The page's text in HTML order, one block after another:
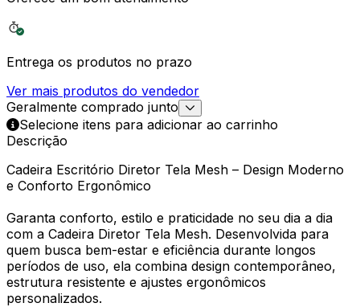
Entrega os produtos no prazo
Ver mais produtos do vendedor
Geralmente comprado junto
Selecione itens para adicionar ao carrinho
Descrição
Cadeira Escritório Diretor Tela Mesh – Design Moderno
e Conforto Ergonômico
Garanta conforto, estilo e praticidade no seu dia a dia
com a Cadeira Diretor Tela Mesh. Desenvolvida para
quem busca bem-estar e eficiência durante longos
períodos de uso, ela combina design contemporâneo,
estrutura resistente e ajustes ergonômicos
personalizados.